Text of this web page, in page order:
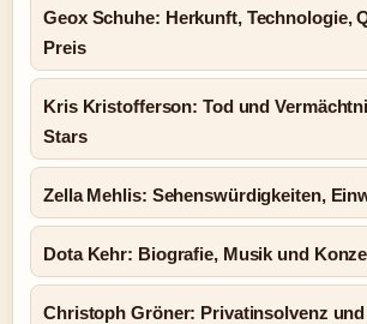
Geox Schuhe: Herkunft, Technologie,
Preis
Kris Kristofferson: Tod und
Stars
Zella Mehlis: Sehenswürdigkeiten,
Dota Kehr: Biografie, Musik und
Christoph Gröner: Privatinsolvenz